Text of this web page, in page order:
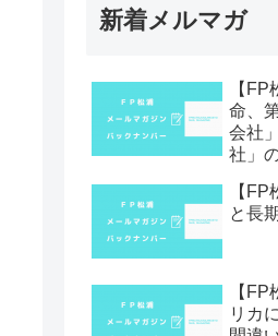
新着メルマガ
【
命、
会社
社」
【
と長
【
リカ